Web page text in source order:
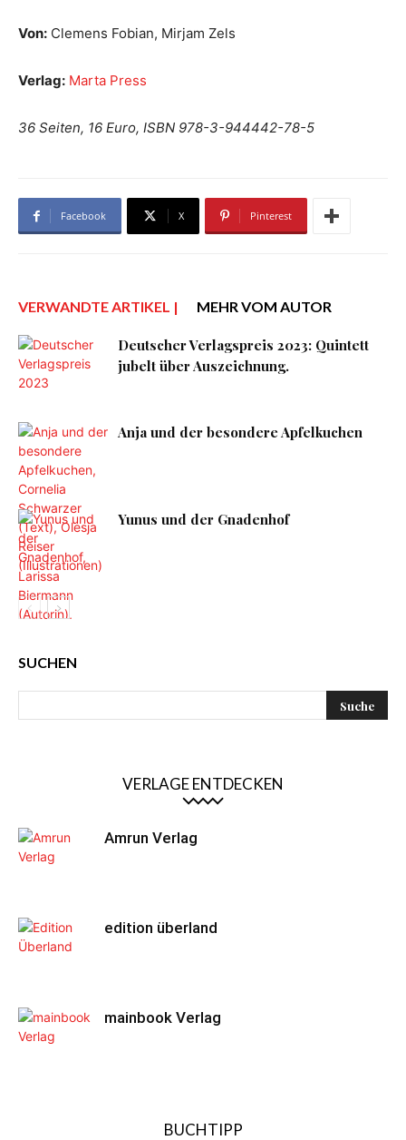
Von: Clemens Fobian, Mirjam Zels
Verlag: Marta Press
36 Seiten, 16 Euro, ISBN 978-3-944442-78-5
Facebook X Pinterest
VERWANDTE ARTIKEL | MEHR VOM AUTOR
Deutscher Verlagspreis 2023: Quintett
jubelt über Auszeichnung.
Anja und der besondere Apfelkuchen
Yunus und der Gnadenhof
SUCHEN
VERLAGE ENTDECKEN
Amrun Verlag
edition überland
mainbook Verlag
BUCHTIPP